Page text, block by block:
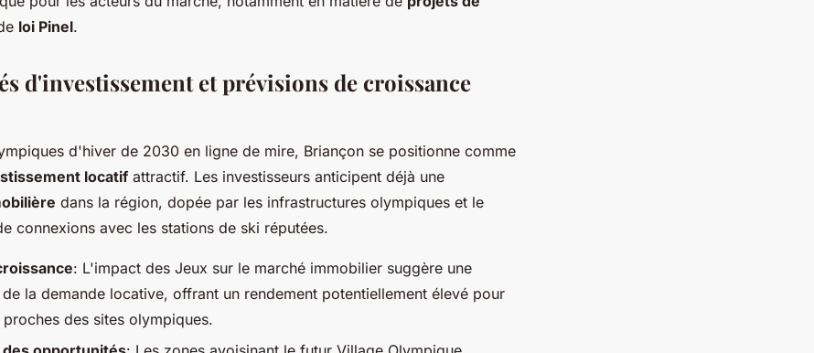
loi Pinel.
d'investissement et prévisions de croissance
d'hiver de 2030 en ligne de mire, Briançon se positionne comme
locatif attractif. Les investisseurs anticipent déjà une
dans la région, dopée par les infrastructures olympiques et le
connexions avec les stations de ski réputées.
: L'impact des Jeux sur le marché immobilier suggère une
la demande locative, offrant un rendement potentiellement élevé pour
des sites olympiques.